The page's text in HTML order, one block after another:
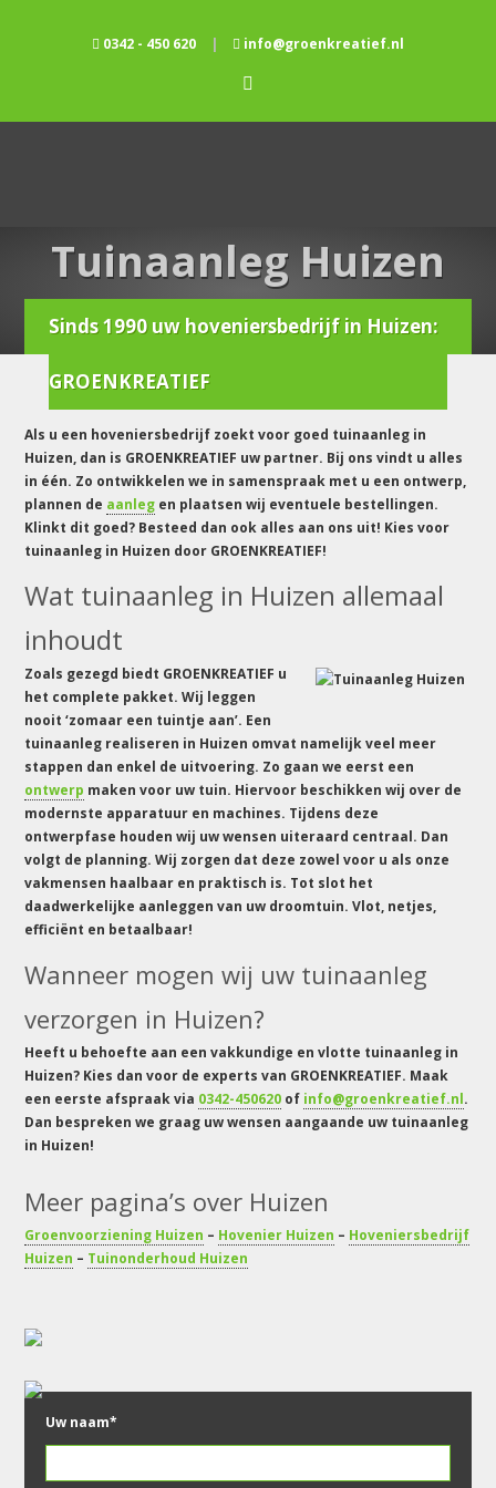
0342 - 450 620 | info@groenkreatief.nl
Tuinaanleg Huizen
Sinds 1990 uw hoveniersbedrijf in Huizen:
GROENKREATIEF
Home
Als u een hoveniersbedrijf zoekt voor goed tuinaanleg in
Huizen, dan is GROENKREATIEF uw partner. Bij ons vindt u alles
in één. Zo ontwikkelen we in samenspraak met u een ontwerp,
plannen de aanleg en plaatsen wij eventuele bestellingen.
Klinkt dit goed? Besteed dan ook alles aan ons uit! Kies voor
tuinaanleg in Huizen door GROENKREATIEF!
Wat tuinaanleg in Huizen allemaal
inhoudt
Zoals gezegd biedt GROENKREATIEF u
het complete pakket. Wij leggen
nooit ‘zomaar een tuintje aan’. Een
tuinaanleg realiseren in Huizen omvat namelijk veel meer
stappen dan enkel de uitvoering. Zo gaan we eerst een
ontwerp maken voor uw tuin. Hiervoor beschikken wij over de
modernste apparatuur en machines. Tijdens deze
ontwerpfase houden wij uw wensen uiteraard centraal. Dan
volgt de planning. Wij zorgen dat deze zowel voor u als onze
vakmensen haalbaar en praktisch is. Tot slot het
daadwerkelijke aanleggen van uw droomtuin. Vlot, netjes,
efficiënt en betaalbaar!
Wanneer mogen wij uw tuinaanleg
verzorgen in Huizen?
Heeft u behoefte aan een vakkundige en vlotte tuinaanleg in
Huizen? Kies dan voor de experts van GROENKREATIEF. Maak
een eerste afspraak via 0342-450620 of info@groenkreatief.nl.
Dan bespreken we graag uw wensen aangaande uw tuinaanleg
in Huizen!
Meer pagina’s over Huizen
Groenvoorziening Huizen – Hovenier Huizen – Hoveniersbedrijf
Huizen – Tuinonderhoud Huizen
Uw naam*